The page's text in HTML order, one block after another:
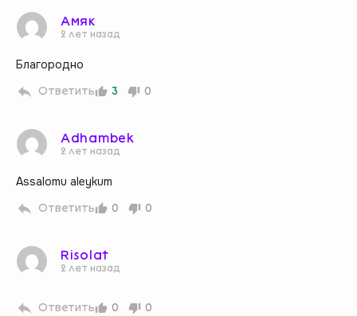
Амяк
2 лет назад
Благородно
3 0
Ответить
Adhambek
2 лет назад
Assalomu aleykum
0 0
Ответить
Risolat
2 лет назад
0 0
Ответить